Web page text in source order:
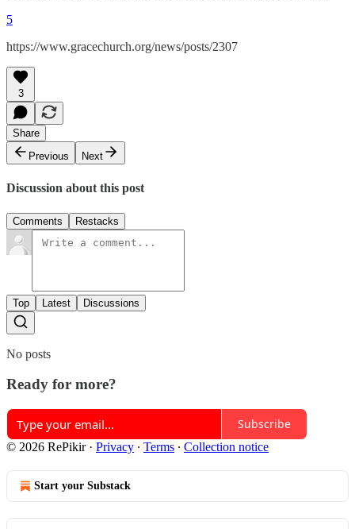
5
https://www.gracechurch.org/news/posts/2307
3
Share
Previous
Next
Discussion about this post
Comments Restacks
Top Latest Discussions
No posts
Ready for more?
Subscribe
© 2026 RePikir· Privacy ∙ Terms ∙ Collection notice
Start your Substack